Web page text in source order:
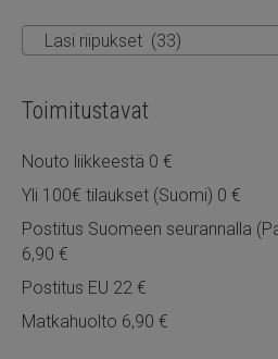
Lasi riipukset (33)
Toimitustavat
Nouto liikkeestä 0 €
Yli 100€ tilaukset (Suomi) 0 €
Postitus Suomeen seurannalla
6,90 €
Postitus EU 22 €
Matkahuolto 6,90 €